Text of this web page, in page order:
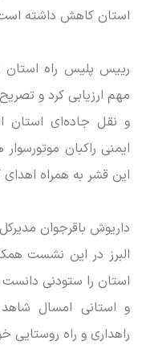
استان کاهش داشته
رییس پلیس راه استان
مهم ارزیابی کرد و
و نقل جاده‌ای استان
ایمنی راکبان
این قشر به همراه اهدای
داریوش باقرجوان
البرز در این نشست
استان را ستودنی
و استانی امسال
راهداری و راه روستایی